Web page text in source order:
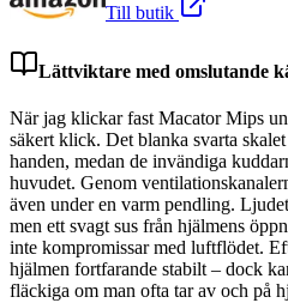
Till butik
Lättviktare med omslutande
När jag klickar fast Macator Mips
säkert klick. Det blanka svarta
handen, medan de invändiga
huvudet. Genom
även under en varm pendling.
men ett svagt sus från hjälmens
inte kompromissar med luftflödet.
hjälmen fortfarande stabilt – dock
fläckiga om man ofta tar av och på